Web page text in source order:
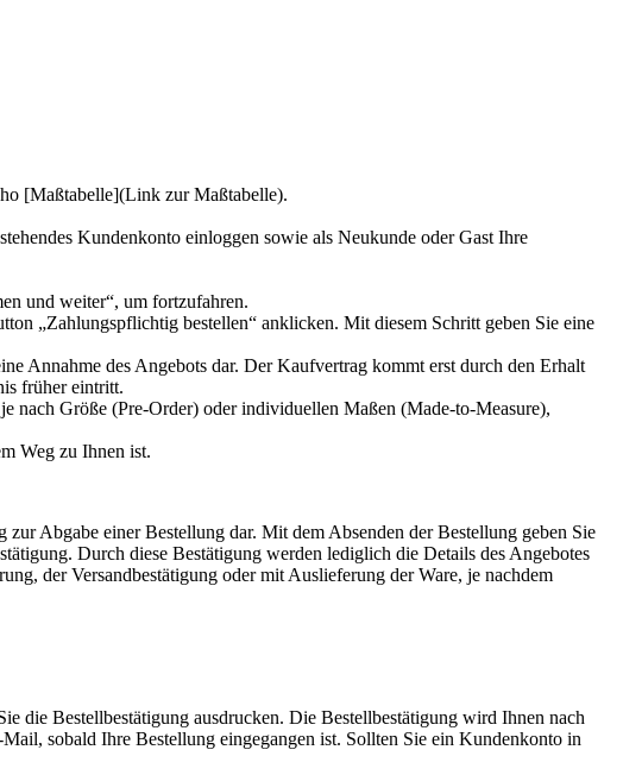
[Maßtabelle](Link zur Maßtabelle).
Kundenkonto einloggen sowie als Neukunde oder Gast Ihre
und weiter“, um fortzufahren.
„Zahlungspflichtig bestellen“ anklicken. Mit diesem Schritt geben Sie eine
Annahme des Angebots dar. Der Kaufvertrag kommt erst durch den Erhalt
früher eintritt.
nach Größe (Pre-Order) oder individuellen Maßen (Made-to-Measure),
Weg zu Ihnen ist.
Abgabe einer Bestellung dar. Mit dem Absenden der Bestellung geben Sie
Durch diese Bestätigung werden lediglich die Details des Angebotes
der Versandbestätigung oder mit Auslieferung der Ware, je nachdem
die Bestellbestätigung ausdrucken. Die Bestellbestätigung wird Ihnen nach
sobald Ihre Bestellung eingegangen ist. Sollten Sie ein Kundenkonto in